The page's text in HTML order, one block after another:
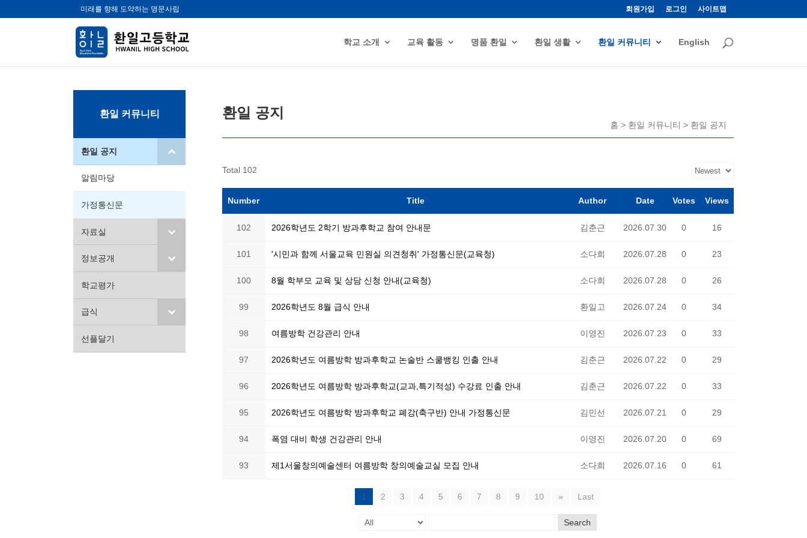
미래를 향해 도약하는 명문사립 회원가입 로그인 사이트맵
학교 소개 교육 활동 명품 환일 환일 생활 환일 커뮤니티 English
환일 커뮤니티
환일 공지
알림마당
가정통신문
자료실
정보공개
학교평가
급식
선플달기
환일 공지
홈 > 환일 커뮤니티 > 환일 공지
Total 102
Number Title Author Date Votes Views
102 2026학년도 2학기 방과후학교 참여 안내문 김춘근 2026.07.30 0 16
101 '시민과 함께 서울교육 민원실 의견청취' 가정통신문(교육청) 소다희 2026.07.28 0 23
100 8월 학부모 교육 및 상담 신청 안내(교육청) 소다희 2026.07.28 0 26
99 2026학년도 8월 급식 안내 환일고 2026.07.24 0 34
98 여름방학 건강관리 안내 이영진 2026.07.23 0 33
97 2026학년도 여름방학 방과후학교 논술반 스쿨뱅킹 인출 안내 김춘근 2026.07.22 0 29
96 2026학년도 여름방학 방과후학교(교과,특기적성) 수강료 인출 안내 김춘근 2026.07.22 0 33
95 2026학년도 여름방학 방과후학교 폐강(축구반) 안내 가정통신문 김민선 2026.07.21 0 29
94 폭염 대비 학생 건강관리 안내 이영진 2026.07.20 0 69
93 제1서울창의예술센터 여름방학 창의예술교실 모집 안내 소다희 2026.07.16 0 61
1 2 3 4 5 6 7 8 9 10 » Last
Search